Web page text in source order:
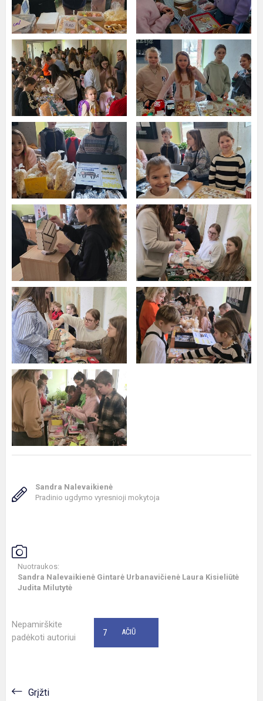
Sandra Nalevaikienė
Pradinio ugdymo vyresnioji mokytoja
Nuotraukos:
Sandra Nalevaikienė Gintarė Urbanavičienė Laura Kisieliūtė
Judita Milutytė
Nepamirškite
padėkoti autoriui
AČIŪ
7
Grįžti